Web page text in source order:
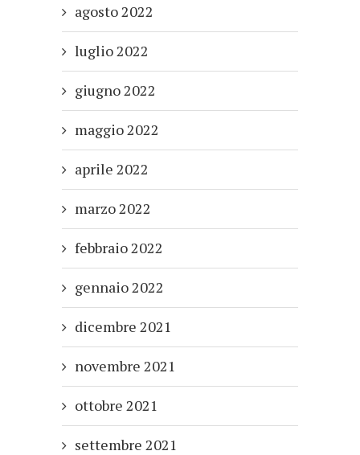
agosto 2022
luglio 2022
giugno 2022
maggio 2022
aprile 2022
marzo 2022
febbraio 2022
gennaio 2022
dicembre 2021
novembre 2021
ottobre 2021
settembre 2021